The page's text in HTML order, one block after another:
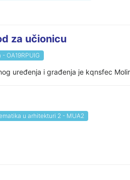
za učionicu
OA19RPUIG
uređenja i građenja je kqnsfec
u arhitekturi 2 - MUA2